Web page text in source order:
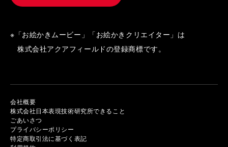
※「お絵かきムービー」「お絵かきクリエイター」は
株式会社アクアフィールドの登録商標です。
会社概要
株式会社日本表現技術研究所できること
ごあいさつ
プライバシーポリシー
特定商取引法に基づく表記